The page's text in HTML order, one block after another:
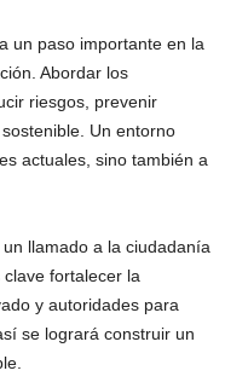
un paso importante en la
Abordar los
riesgos, prevenir
Un entorno
actuales, sino también a
llamado a la ciudadanía
fortalecer la
y autoridades para
se logrará construir un